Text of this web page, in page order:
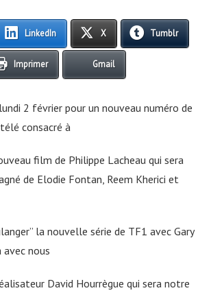
LinkedIn X Tumblr
Imprimer Gmail
2 février pour un nouveau numéro de
consacré à
film de Philippe Lacheau qui sera
de Elodie Fontan, Reem Kherici et
la nouvelle série de TF1 avec Gary
avec nous
David Hourrègue qui sera notre